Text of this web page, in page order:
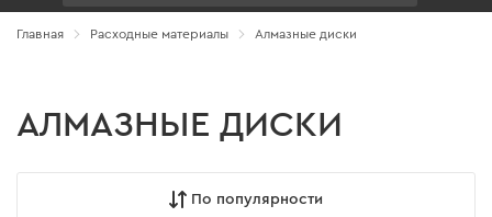
Главная Расходные материалы Алмазные диски
АЛМАЗНЫЕ ДИСКИ
По популярности